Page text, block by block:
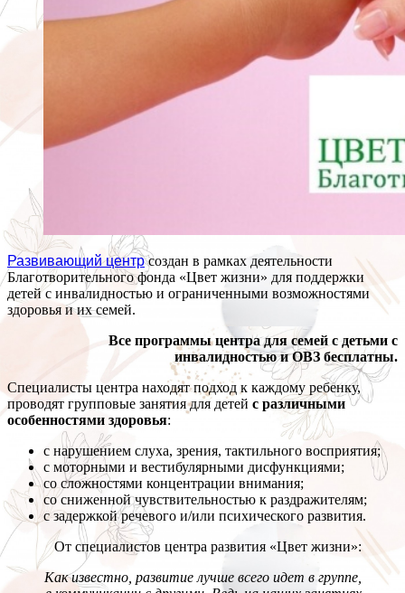
Развивающий центрсоздан в рамках деятельности
Благотворительного фонда «Цвет жизни» для поддержки
детей с инвалидностью и ограниченными возможностями
здоровья и их семей.
Все программы центра для семей с детьми с
инвалидностью и ОВЗ бесплатны.
Специалисты центра находят подход к каждому ребенку,
проводят групповые занятия для детей с различными
особенностями здоровья:
с нарушением слуха, зрения, тактильного восприятия;
с моторными и вестибулярными дисфункциями;
со сложностями концентрации внимания;
со сниженной чувствительностью к раздражителям;
с задержкой речевого и/или психического развития.
От специалистов центра развития «Цвет жизни»:
Как известно, развитие лучше всего идет в группе,